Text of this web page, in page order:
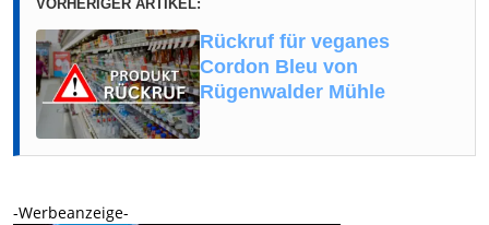
VORHERIGER ARTIKEL:
Rückruf für veganes
Cordon Bleu von
Rügenwalder Mühle
-Werbeanzeige-